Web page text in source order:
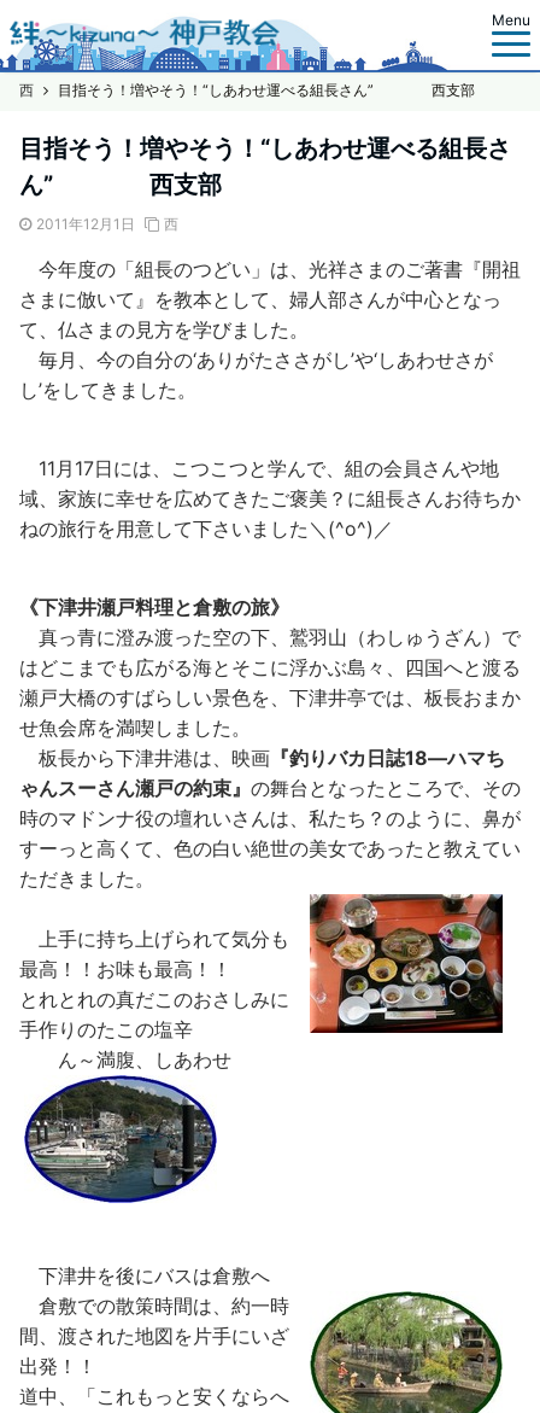
Menu
西 目指そう！増やそう！“しあわせ運べる組長さん” 西支部
目指そう！増やそう！“しあわせ運べる組長さ
ん” 西支部
2011年12月1日 西
今年度の「組長のつどい」は、光祥さまのご著書『開祖
さまに倣いて』を教本として、婦人部さんが中心となっ
て、仏さまの見方を学びました。
毎月、今の自分の‘ありがたささがし’や‘しあわせさが
し’をしてきました。
11月17日には、こつこつと学んで、組の会員さんや地
域、家族に幸せを広めてきたご褒美？に組長さんお待ちか
ねの旅行を用意して下さいました＼(^o^)／
《下津井瀬戸料理と倉敷の旅》
真っ青に澄み渡った空の下、鷲羽山（わしゅうざん）で
はどこまでも広がる海とそこに浮かぶ島々、四国へと渡る
瀬戸大橋のすばらしい景色を、下津井亭では、板長おまか
せ魚会席を満喫しました。
板長から下津井港は、映画 『釣りバカ日誌18―ハマち
ゃんスーさん瀬戸の約束』 の舞台となったところで、その
時のマドンナ役の壇れいさんは、私たち？のように、鼻が
すーっと高くて、色の白い絶世の美女であったと教えてい
ただきました。
上手に持ち上げられて気分も
最高！！お味も最高！！
とれとれの真だこのおさしみに
手作りのたこの塩辛
ん～満腹、しあわせ
下津井を後にバスは倉敷へ
倉敷での散策時間は、約一時
間、渡された地図を片手にいざ
出発！！
道中、「これもっと安くならへ